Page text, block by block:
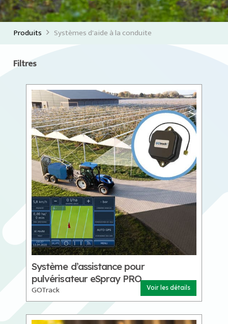
Produits Systèmes d'aide à la conduite
Filtres
Système d’assistance pour
pulvérisateur eSpray PRO
GOTrack Voir les détails